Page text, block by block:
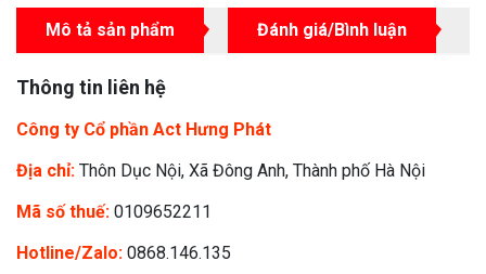
Mô tả sản phẩm Đánh giá/Bình luận
Thông tin liên hệ
Công ty Cổ phần Act Hưng Phát
Địa chỉ: Thôn Dục Nội, Xã Đông Anh, Thành phố Hà Nội
Mã số thuế: 0109652211
Hotline/Zalo: 0868.146.135